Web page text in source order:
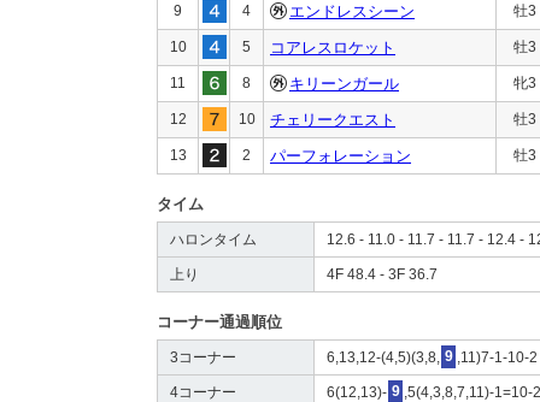
9 4 エンドレスシーン 牡3
10 5 コアレスロケット 牡3
11 8 キリーンガール 牝3
12 10 チェリークエスト 牡3
13 2 パーフォレーション 牡3
タイム
ハロンタイム 12.6 - 11.0 - 11.7 - 11.7 - 12.4 -
上り 4F 48.4 - 3F 36.7
コーナー通過順位
3コーナー 6,13,12-(4,5)(3,8, 9 ,11)7-1-10-2
4コーナー 6(12,13)- 9 ,5(4,3,8,7,11)-1=10-